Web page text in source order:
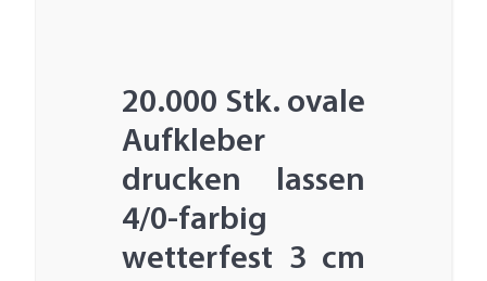
20.000 Stk. ovale
Aufkleber
drucken lassen
4/0-farbig
wetterfest 3 cm